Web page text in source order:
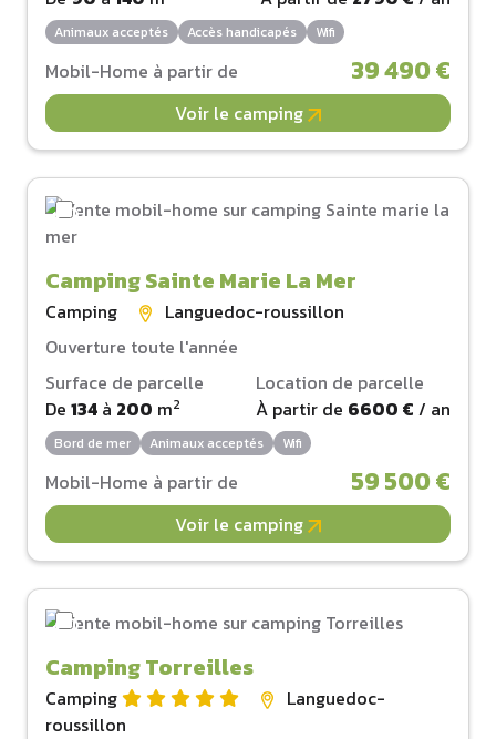
Animaux acceptés Accès handicapés Wifi
Mobil-Home à partir de 39 490 €
Voir le camping
Camping Sainte Marie La Mer
Camping
Languedoc-roussillon
Ouverture toute l'année
Surface de parcelle
De 134 à 200 m2
Location de parcelle
À partir de 6600 € / an
Bord de mer Animaux acceptés Wifi
Mobil-Home à partir de 59 500 €
Voir le camping
Camping Torreilles
Camping
Languedoc-
roussillon